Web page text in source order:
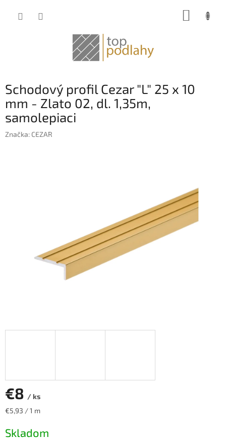
Schodový profil Cezar "L" 25 x 10
mm - Zlato 02, dl. 1,35m,
samolepiaci
Značka: CEZAR
€8 / ks
Jednotková
€5,93 / 1 m
Skladom